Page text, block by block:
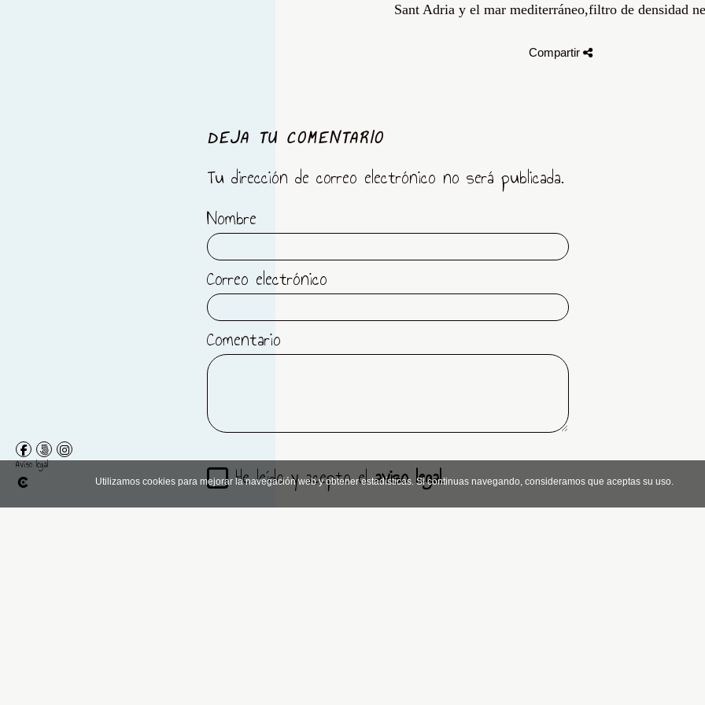
Sant Adria y el mar mediterráneo,filtro de densidad
Compartir
DEJA TU COMENTARIO
Tu dirección de correo electrónico no será publicada.
Nombre
Correo electrónico
Comentario
He leído y acepto elaviso legal.
Aviso legal
Utilizamos cookies para mejorar la navegación web y obtener estadísticas. Si continuas navegando, consideramos que aceptas su uso.